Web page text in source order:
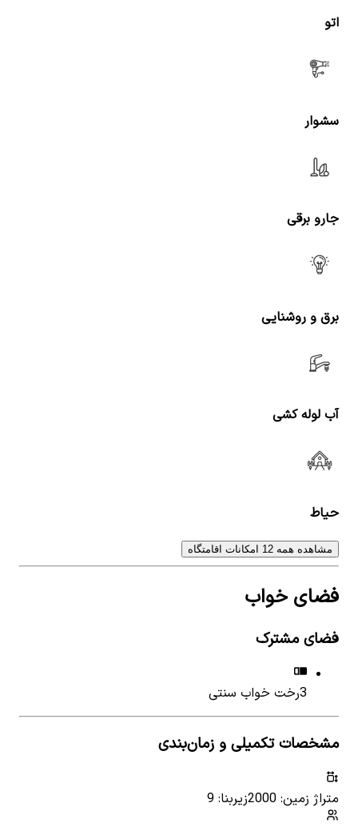
اتو
سشوار
جارو برقی
برق و روشنایی
آب لوله کشی
حیاط
مشاهده همه 12 امکانات اقامتگاه
فضای خواب
فضای مشترک
3رخت خواب سنتی
مشخصات تکمیلی و زمان‌بندی
متراژ زمین: 2000
زیربنا: 9